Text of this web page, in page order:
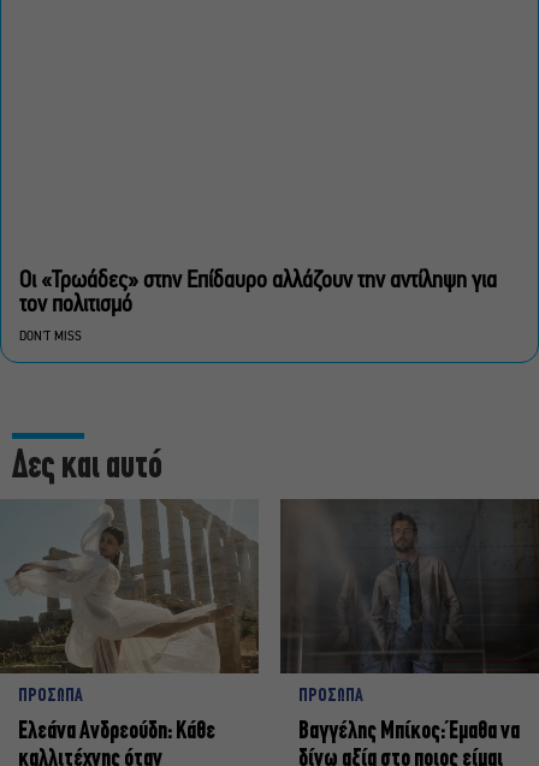
Οι «Τρωάδες» στην Επίδαυρο αλλάζουν την αντίληψη για
τον πολιτισμό
DON'T MISS
Δες και αυτό
ΠΡΟΣΩΠΑ
Ελεάνα Ανδρεούδη: Κάθε
καλλιτέχνης όταν
ΠΡΟΣΩΠΑ
Βαγγέλης Μπίκος: Έμαθα να
δίνω αξία στο ποιος είμαι